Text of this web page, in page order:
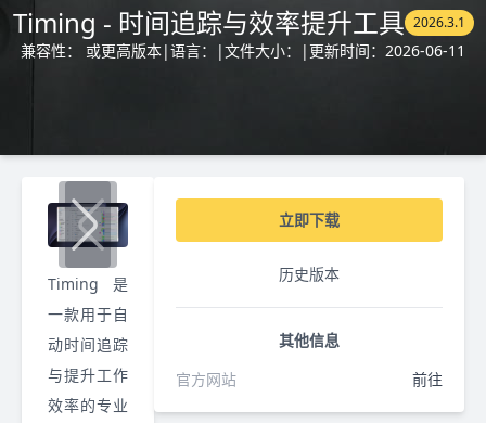
Timing - 时间追踪与效率提升工具 2026.3.1
兼容性： 或更高版本|语言： |文件大小： | 更新时间：2026-06-11
Timing 是
一款用于自
动时间追踪
与提升工作
效率的专业
立即下载
历史版本
其他信息
官方网站
前往